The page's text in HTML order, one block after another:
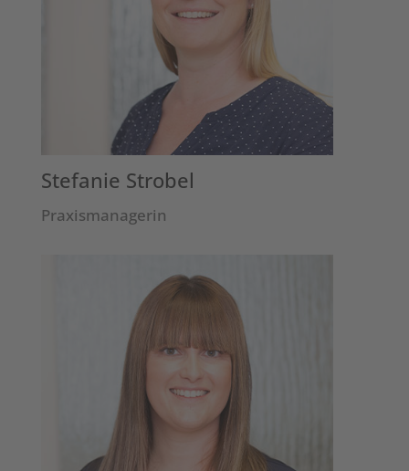
Stefanie Strobel
Praxismanagerin